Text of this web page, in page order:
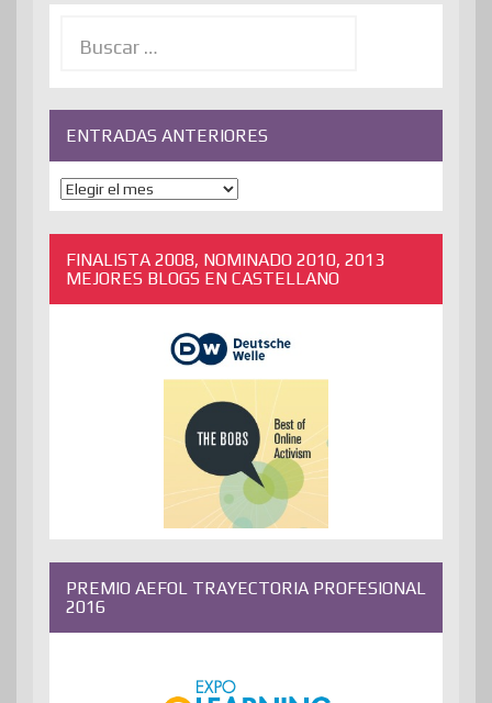
ENTRADAS ANTERIORES
ENTRADAS
ANTERIORES
FINALISTA 2008, NOMINADO 2010, 2013
MEJORES BLOGS EN CASTELLANO
PREMIO AEFOL TRAYECTORIA PROFESIONAL
2016